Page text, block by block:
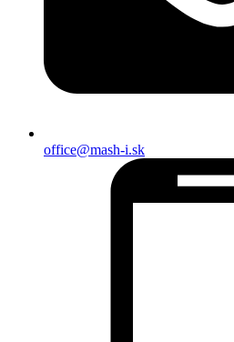
office@mash-i.sk